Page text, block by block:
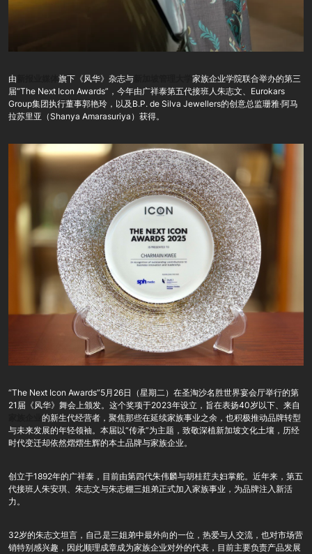
由 旗下《风华》杂志与
家族企业学院联合举办的第三
届“The Next Icon Awards”，今年由广祥泰第五代接班人朱志文、Eurokars
Group集团执行董事郭艳玲，以及B.P. de Silva Jewellers的创意总监珊雅·阿马
拉苏里亚（Shanya Amarasuriya）获得。
“The Next Icon Awards”5月26日（星期二）在圣淘沙名胜世界宴会厅举行的第
21届《风华》舞会上颁发。这个奖项于2023年设立，旨在表扬40岁以下、来自
的新生代经营者，聚焦那些在延续家族事业之余，也积极推动品牌转型
与未来发展的年轻领袖。本届以“传承”为主题，致敬深植新加坡文化土壤，历经
时代变迁却依然熠熠生辉的本土品牌与家族企业。
创立于1892年的广祥泰，目前由第四代朱伟麟与胡桂荭夫妇掌舵。近年来，第五
代接班人朱安琪、朱志文与朱志棚三姐弟正式加入家族事业，为品牌注入新活
力。
32岁的朱志文坦言，自己是三姐弟中最外向的一位，热爱与人交流，也对市场营
销特别感兴趣，因此顺理成章成为家族企业对外的代表，目前主要负责产品发展